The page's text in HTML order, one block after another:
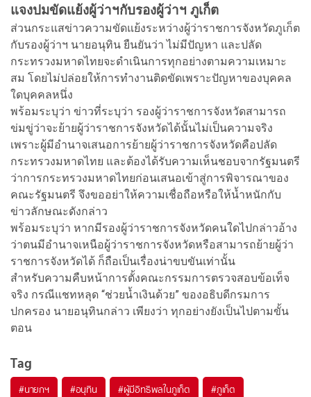
แจงปมขัดแย้งผู้ว่าฯกับรองผู้ว่าฯ ภูเก็ต
ส่วนกระแสข่าวความขัดแย้งระหว่างผู้ว่าราชการจังหวัดภูเก็ต
กับรองผู้ว่าฯ นายอนุทิน ยืนยันว่า ไม่มีปัญหา และปลัด
กระทรวงมหาดไทยจะดำเนินการทุกอย่างตามความเหมาะ
สม โดยไม่ปล่อยให้การทำงานติดขัดเพราะปัญหาของบุคคล
ใดบุคคลหนึ่ง
พร้อมระบุว่า ข่าวที่ระบุว่า รองผู้ว่าราชการจังหวัดสามารถ
ข่มขู่ว่าจะย้ายผู้ว่าราชการจังหวัดได้นั้นไม่เป็นความจริง
เพราะผู้มีอำนาจเสนอการย้ายผู้ว่าราชการจังหวัดคือปลัด
กระทรวงมหาดไทย และต้องได้รับความเห็นชอบจากรัฐมนตรี
ว่าการกระทรวงมหาดไทยก่อนเสนอเข้าสู่การพิจารณาของ
คณะรัฐมนตรี จึงขออย่าให้ความเชื่อถือหรือให้น้ำหนักกับ
ข่าวลักษณะดังกล่าว
พร้อมระบุว่า หากมีรองผู้ว่าราชการจังหวัดคนใดไปกล่าวอ้าง
ว่าตนมีอำนาจเหนือผู้ว่าราชการจังหวัดหรือสามารถย้ายผู้ว่า
ราชการจังหวัดได้ ก็ถือเป็นเรื่องน่าขบขันเท่านั้น
สำหรับความคืบหน้าการตั้งคณะกรรมการตรวจสอบข้อเท็จ
จริง กรณีแชทหลุด “ช่วยน้ำเงินด้วย” ของอธิบดีกรมการ
ปกครอง นายอนุทินกล่าว เพียงว่า ทุกอย่างยังเป็นไปตามขั้น
ตอน
Tag
#นายกฯ #อนุทิน #ผู้มีอิทธิพลในภูเก็ต #ภูเก็ต